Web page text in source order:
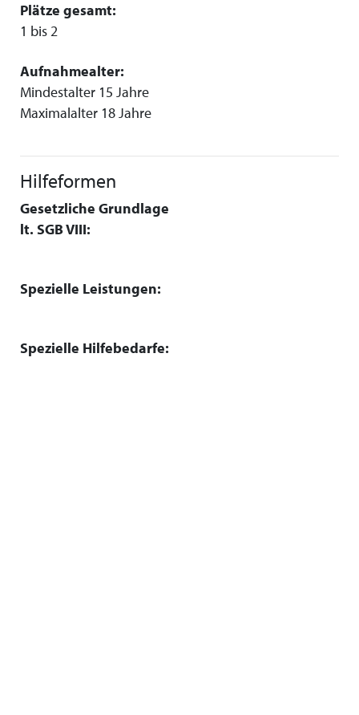
Plätze gesamt:
1 bis 2
Aufnahmealter:
Mindestalter 15 Jahre
Maximalalter 18 Jahre
Hilfeformen
Gesetzliche Grundlage
lt. SGB VIII:
Spezielle Leistungen:
Spezielle Hilfebedarfe: